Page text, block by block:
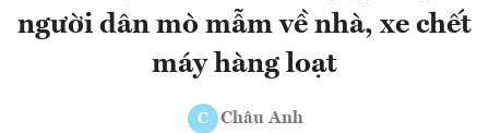
người dân mò mẫm về nhà, xe chết
máy hàng loạt
C Châu Anh